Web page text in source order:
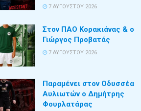
7 ΑΥΓΟΎΣΤΟΥ 2026
Στον ΠΑΟ Κορακιάνας & ο
Γιώργος Προβατάς
7 ΑΥΓΟΎΣΤΟΥ 2026
Παραμένει στον Οδυσσέα
Αυλιωτών ο Δημήτρης
Φουρλατάρας